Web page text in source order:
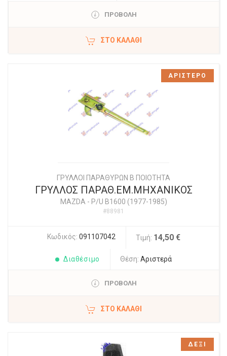
ΠΡΟΒΟΛΗ
ΣΤΟ ΚΑΛΆΘΙ
ΓΡΥΛΛΟΙ ΠΑΡΑΘΥΡΩΝ Β ΠΟΙΟΤΗΤΑ
ΓΡΥΛΛΟΣ ΠΑΡΑΘ.ΕΜ.ΜΗΧΑΝΙΚΟΣ
MAZDA- P/U B1600 (1977-1985)
#88981
Κωδικός: 091107042 Τιμή: 14,50 €
Διαθέσιμο Θέση: Αριστερά
ΠΡΟΒΟΛΗ
ΣΤΟ ΚΑΛΆΘΙ
ΑΡΙΣΤΕΡΟ
ΔΕΞΙ